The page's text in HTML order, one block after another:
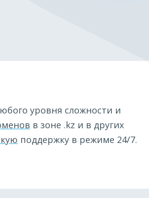
уровня сложности и
в зоне .kz и в других
поддержку в режиме 24/7.